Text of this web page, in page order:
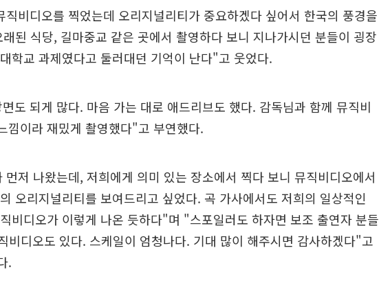
비디오를 찍었는데 오리지널리티가 중요하겠다 싶어서 한국의 풍경을
된 식당, 길마중교 같은 곳에서 촬영하다 보니 지나가시던 분들이 굉장
학교 과제였다고 둘러대던 기억이 난다"고 웃었다.
도 되게 많다. 마음 가는 대로 애드리브도 했다. 감독님과 함께 뮤직비
낌이라 재밌게 촬영했다"고 부연했다.
저 나왔는데, 저희에게 의미 있는 장소에서 찍다 보니 뮤직비디오에서
오리지널리티를 보여드리고 싶었다. 곡 가사에서도 저희의 일상적인
비디오가 이렇게 나온 듯하다"며 "스포일러도 하자면 보조 출연자 분들
비디오도 있다. 스케일이 엄청나다. 기대 많이 해주시면 감사하겠다"고
.